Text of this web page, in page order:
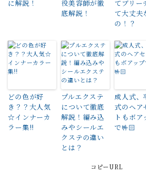
に解説！
役美容師が徹
底解説！
てブリー
て大丈夫
の！？
どの色が好
き？？大人気
☆インナーカ
ラー集!!
プルエクステ
について徹底
解説！編み込
みやシールエ
クステの違い
とは？
成人式、
式のヘア
トもボア
で🤟🏻
コピーURL